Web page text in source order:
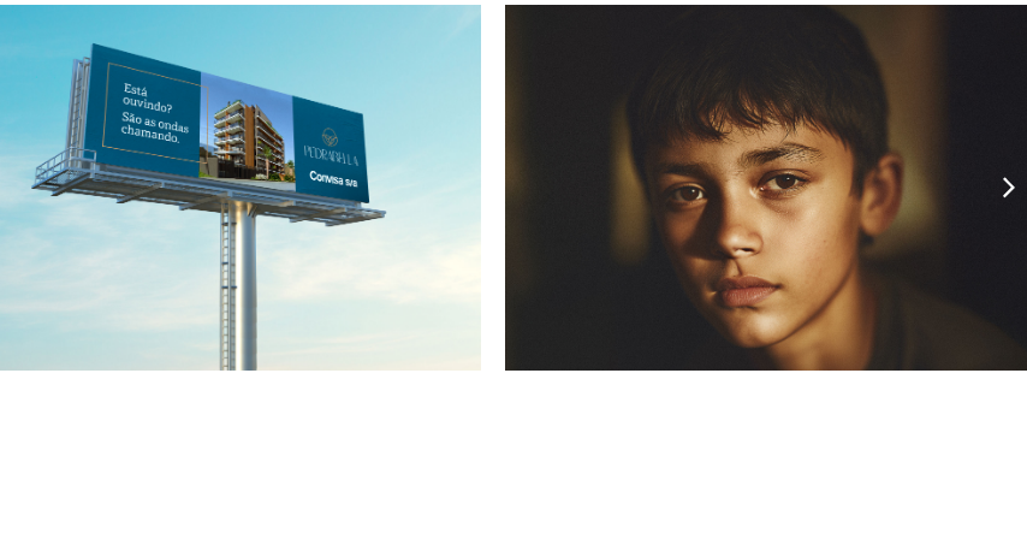
Free apresenta
empreendimento da
Convisa S.A. em Itapoá
Convisa
Instituto Família Feliz
transforma perspectivas
em campanha da Free.
Instituto Família Feliz